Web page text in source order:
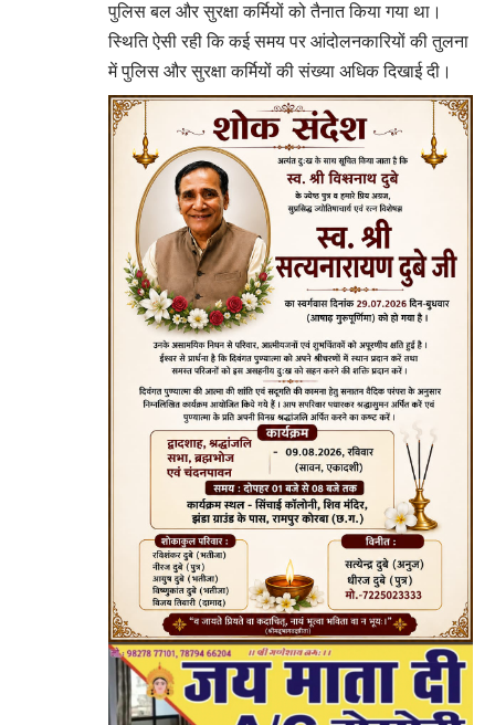
पुलिस बल और सुरक्षा कर्मियों को तैनात किया गया था।
स्थिति ऐसी रही कि कई समय पर आंदोलनकारियों की तुलना
में पुलिस और सुरक्षा कर्मियों की संख्या अधिक दिखाई दी।